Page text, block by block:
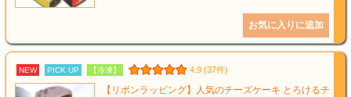
NEW PICK UP 【冷凍】 4.9 (37件)
【リボンラッピング】人気のチーズケーキ とろけるチ